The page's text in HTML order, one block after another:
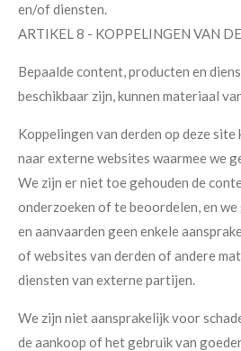
en/of diensten.
ARTIKEL 8 - KOPPELINGEN VAN
Bepaalde content, producten en
beschikbaar zijn, kunnen materiaal
Koppelingen van derden op deze
naar externe websites waarmee we
We zijn er niet toe gehouden de
onderzoeken of te beoordelen, en
en aanvaarden geen enkele
of websites van derden of andere
diensten van externe partijen.
We zijn niet aansprakelijk voor
de aankoop of het gebruik van